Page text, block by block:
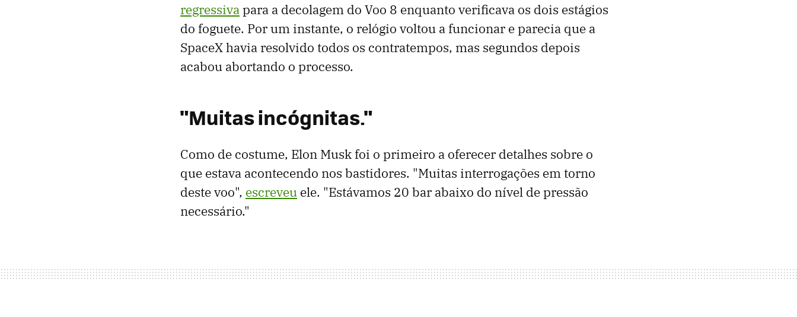
regressivapara a decolagem do Voo 8 enquanto verificava os dois estágios
do foguete. Por um instante, o relógio voltou a funcionar e parecia que a
SpaceX havia resolvido todos os contratempos, mas segundos depois
acabou abortando o processo.
"Muitas incógnitas."
Como de costume, Elon Musk foi o primeiro a oferecer detalhes sobre o
que estava acontecendo nos bastidores. "Muitas interrogações em torno
deste voo", escreveu ele. "Estávamos 20 bar abaixo do nível de pressão
necessário."